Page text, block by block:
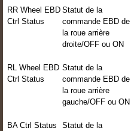
RR Wheel EBD
Ctrl Status
Statut de la
commande EBD de
la roue arrière
droite/OFF ou ON
RL Wheel EBD
Ctrl Status
Statut de la
commande EBD de
la roue arrière
gauche/OFF ou ON
BA Ctrl Status
Statut de la